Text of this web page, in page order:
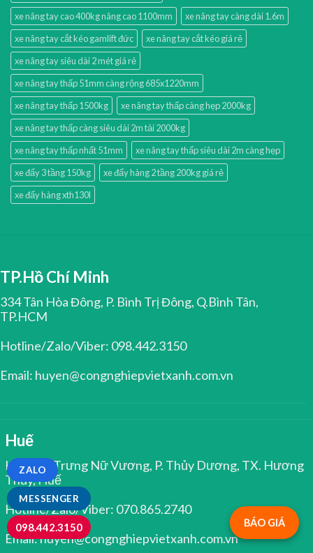
xe nâng tay cao 400kg nâng cao 1100mm
xe nâng tay càng dài 1.6m
xe nâng tay cắt kéo gamlift đức
xe nâng tay cắt kéo giá rẻ
xe nâng tay siêu dài 2 mét giá rẻ
xe nâng tay thấp 51mm càng rộng 685x1220mm
xe nâng tay thấp 1500kg
xe nâng tay thấp càng hẹp 2000kg
xe nâng tay thấp càng siêu dài 2m tải 2000kg
xe nâng tay thấp nhất 51mm
xe nâng tay thấp siêu dài 2m càng hẹp
xe đẩy 3 tầng 150kg
xe đẩy hàng 2 tầng 200kg giá rẻ
xe đẩy hàng xth130l
TP.Hồ Chí Minh
334 Tân Hòa Đông, P. Bình Trị Đông, Q.Bình Tân,
TP.HCM
Hotline/Zalo/Viber: 098.442.3150
Email: huyen@congnghiepvietxanh.com.vn
Huế
Kiệt 344 Trưng Nữ Vương, P. Thủy Dương, TX. Hương
Thủy, Huế
Hotline/Zalo/Viber: 070.865.2740
Email: huyen@congnghiepvietxanh.com.vn
BÁO GIÁ
MESSENGER
ZALO
098.442.3150